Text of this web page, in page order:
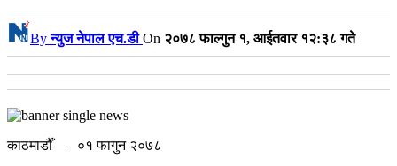
Byन्युज नेपाल एच.डी On २०७८ फाल्गुन १, आईतवार १२:३८ गते
काठमाडौँ — ०१ फागुन २०७८